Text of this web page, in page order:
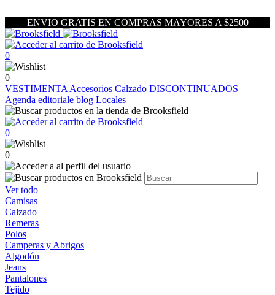
ENVIO GRATIS EN COMPRAS MAYORES A $2500
0
0
VESTIMENTA Accesorios Calzado DISCONTINUADOS
Agenda editoriale blog Locales
0
0
Ver todo
Camisas
Calzado
Remeras
Polos
Camperas y Abrigos
Algodón
Jeans
Pantalones
Tejido